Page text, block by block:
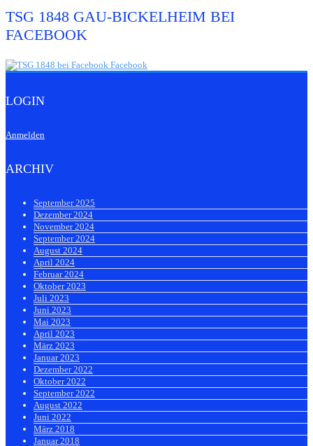
TSG 1848 GAU-BICKELHEIM BEI
FACEBOOK
LOGIN
Anmelden
ARCHIV
September 2025
Dezember 2024
November 2024
September 2024
August 2024
April 2024
Februar 2024
Oktober 2023
Juli 2023
Juni 2023
Mai 2023
April 2023
März 2023
Januar 2023
Dezember 2022
Oktober 2022
September 2022
August 2022
Juni 2022
März 2018
Januar 2018